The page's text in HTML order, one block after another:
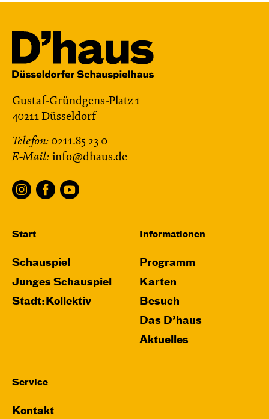
Gustaf-Gründgens-Platz 1
40211 Düsseldorf
Telefon: 0211.85 23 0
E-Mail: info@dhaus.de
Start
Schauspiel
Junges Schauspiel
Stadt:Kollektiv
Informationen
Programm
Karten
Besuch
Das D’haus
Aktuelles
Service
Kontakt